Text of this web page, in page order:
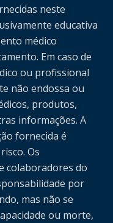
neste
educativa
médico
Em caso de
ou profissional
não endossa ou
produtos,
informações. A
fornecida é
Os
colaboradores do
por
mas não se
ou morte,